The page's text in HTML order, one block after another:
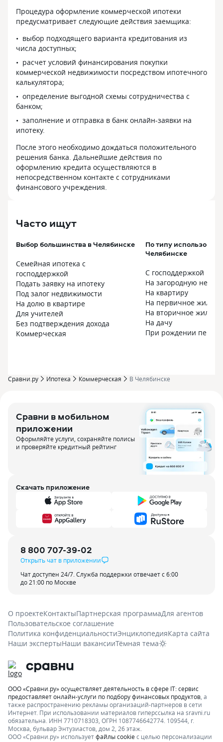
Процедура оформление коммерческой ипотеки
предусматривает следующие действия заемщика:
выбор подходящего варианта кредитования из
числа доступных;
расчет условий финансирования покупки
коммерческой недвижимости посредством ипотечного
калькулятора;
определение выгодной схемы сотрудничества с
банком;
заполнение и отправка в банк онлайн-заявки на
ипотеку.
После этого необходимо дождаться положительного
решения банка. Дальнейшие действия по
оформлению кредита осуществляются в
непосредственном контакте с сотрудниками
финансового учреждения.
Часто ищут
Выбор большинства в Челябинске
Семейная ипотека с
господдержкой
Подать заявку на ипотеку
Под залог недвижимости
На долю в квартире
Для учителей
Без подтверждения дохода
Коммерческая
По типу
Челябинске
С господдержкой
На загородную
На квартиру
На первичное жилье
На вторичное жилье
На дачу
При рождении
Сравни.ру Ипотека Коммерческая В Челябинске
Сравни в мобильном
приложении
Оформляйте услуги, сохраняйте полисы
и проверяйте кредитный рейтинг
Скачать приложение
8 800 707-39-02
Открыть чат в приложении
Чат доступен 24/7. Служба поддержки отвечает с 6:00
до 21:00 по Москве
О проектеКонтактыПартнерская программаДля агентов
Пользовательское соглашение
Политика конфиденциальностиЭнциклопедияКарта сайта
Наши экспертыНаши вакансииТёмная тема
ООО «Сравни.ру» осуществляет деятельность в сфере IT: сервис
предоставляет онлайн-услуги по подбору финансовых продуктов , а
также распространению рекламы организаций-партнеров в сети
Интернет. При использовании материалов гиперссылка на sravni.ru
обязательна. ИНН 7710718303, ОГРН 1087746642774. 109544, г.
Москва, бульвар Энтузиастов, дом 2, 26 этаж.
ООО «Сравни.ру» используетфайлы cookieс целью персонализации